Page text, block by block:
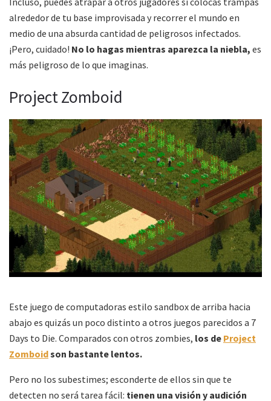
alrededor de tu base improvisada y recorrer el mundo en
medio de una absurda cantidad de peligrosos infectados.
¡Pero, cuidado! No lo hagas mientras aparezca la niebla, es
más peligroso de lo que imaginas.
Project Zomboid
Este juego de computadoras estilo sandbox de arriba hacia
abajo es quizás un poco distinto a otros juegos parecidos a 7
Days to Die. Comparados con otros zombies, los de Project
Zomboidson bastante lentos.
Pero no los subestimes; esconderte de ellos sin que te
detecten no será tarea fácil: tienen una visión y audición